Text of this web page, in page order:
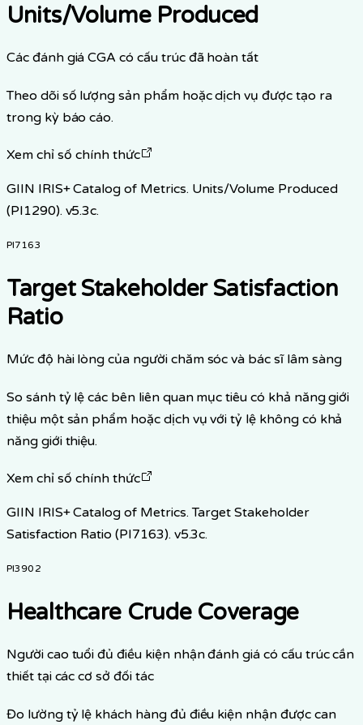
Units/Volume Produced
Các đánh giá CGA có cấu trúc đã hoàn tất
Theo dõi số lượng sản phẩm hoặc dịch vụ được tạo ra
trong kỳ báo cáo.
Xem chỉ số chính thức
GIIN IRIS+ Catalog of Metrics. Units/Volume Produced
(PI1290). v5.3c.
PI7163
Target Stakeholder Satisfaction
Ratio
Mức độ hài lòng của người chăm sóc và bác sĩ lâm sàng
So sánh tỷ lệ các bên liên quan mục tiêu có khả năng giới
thiệu một sản phẩm hoặc dịch vụ với tỷ lệ không có khả
năng giới thiệu.
Xem chỉ số chính thức
GIIN IRIS+ Catalog of Metrics. Target Stakeholder
Satisfaction Ratio (PI7163). v5.3c.
PI3902
Healthcare Crude Coverage
Người cao tuổi đủ điều kiện nhận đánh giá có cấu trúc cần
thiết tại các cơ sở đối tác
Đo lường tỷ lệ khách hàng đủ điều kiện nhận được can